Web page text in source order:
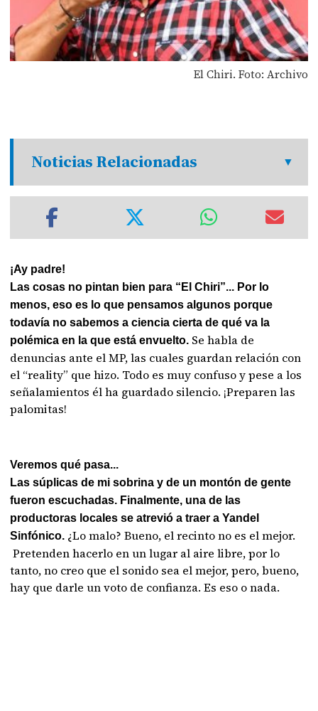
El Chiri. Foto: Archivo
Noticias Relacionadas
¡Ay padre!
Las cosas no pintan bien para “El Chiri”... Por lo
menos, eso es lo que pensamos algunos porque
todavía no sabemos a ciencia cierta de qué va la
polémica en la que está envuelto. Se habla de
denuncias ante el MP, las cuales guardan relación con
el “reality” que hizo. Todo es muy confuso y pese a los
señalamientos él ha guardado silencio. ¡Preparen las
palomitas!
Veremos qué pasa...
Las súplicas de mi sobrina y de un montón de gente
fueron escuchadas. Finalmente, una de las
productoras locales se atrevió a traer a Yandel
Sinfónico. ¿Lo malo? Bueno, el recinto no es el mejor.
Pretenden hacerlo en un lugar al aire libre, por lo
tanto, no creo que el sonido sea el mejor, pero, bueno,
hay que darle un voto de confianza. Es eso o nada.